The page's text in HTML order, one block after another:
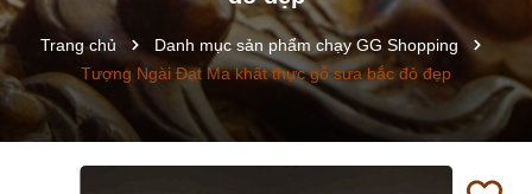
Trang chủ
Danh mục sản phẩm chạy GG Shopping
Tượng Ngài Đạt Ma khất thực gỗ sưa bắc đỏ đẹp